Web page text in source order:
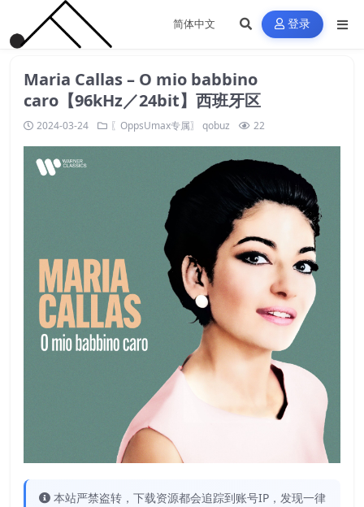
登录
Maria Callas – O mio babbino
caro【96kHz／24bit】西班牙区
2024-03-24 〖OppsUmax专属〗 qobuz 22
本站严禁盗转，下载资源都会追踪到账号IP，发现一律